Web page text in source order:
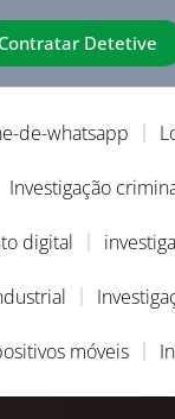
Contratar Detetive
de-whatsapp
Investigação
digital
móveis